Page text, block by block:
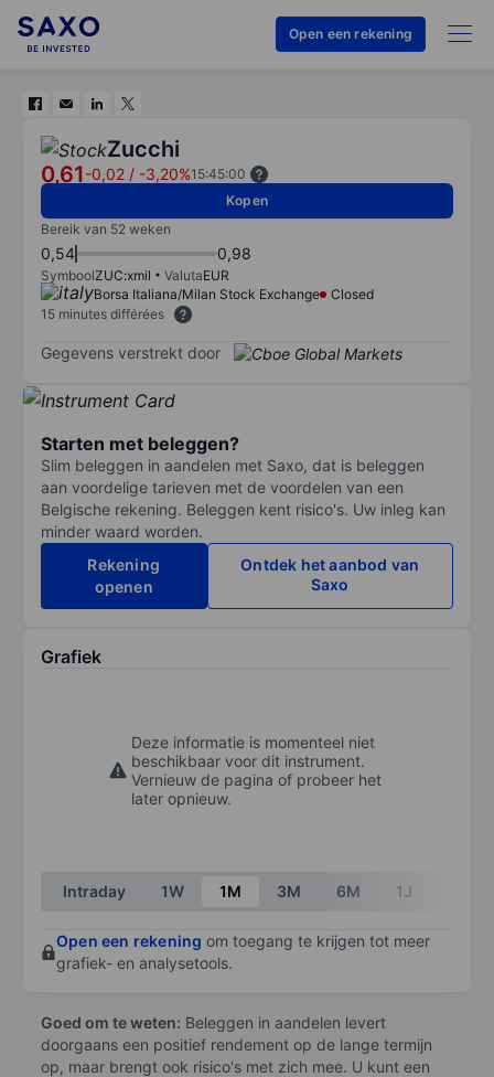
Open een rekening
Zucchi
0,61-0,02 / -3,20%15:45:00
Kopen
Bereik van 52 weken
0,54 0,98
SymboolZUC:xmil ValutaEUR
Borsa Italiana/Milan Stock Exchange
Closed
15 minutes différées
Gegevens verstrekt door
Starten met beleggen?
Slim beleggen in aandelen met Saxo, dat is beleggen
aan voordelige tarieven met de voordelen van een
Belgische rekening. Beleggen kent risico's. Uw inleg kan
minder waard worden.
Rekening
openen
Ontdek het aanbod van
Saxo
Grafiek
Deze informatie is momenteel niet
beschikbaar voor dit instrument.
Vernieuw de pagina of probeer het
later opnieuw.
Intraday 1W 1M 3M 6M 1J
Open een rekening om toegang te krijgen tot meer
grafiek- en analysetools.
Goed om te weten: Beleggen in aandelen levert
doorgaans een positief rendement op de lange termijn
op, maar brengt ook risico's met zich mee. U kunt een